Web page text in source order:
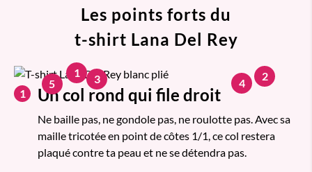
Les points forts du
t-shirt Lana Del Rey
1 Un col rond qui file droit
Ne baille pas, ne gondole pas, ne roulotte pas. Avec sa
maille tricotée en point de côtes 1/1, ce col restera
plaqué contre ta peau et ne se détendra pas.
1 2
3 4
5